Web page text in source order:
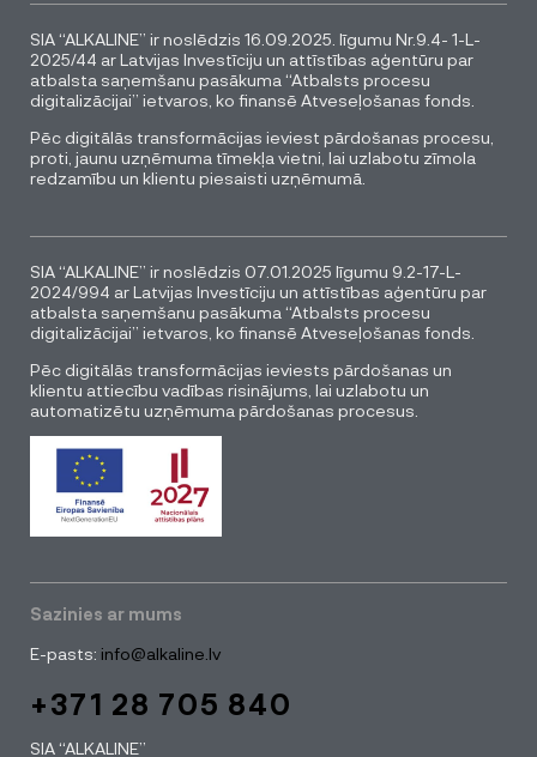
SIA “ALKALINE” ir noslēdzis 16.09.2025. līgumu Nr.9.4- 1-L-
2025/44 ar Latvijas Investīciju un attīstības aģentūru par
atbalsta saņemšanu pasākuma “Atbalsts procesu
digitalizācijai” ietvaros, ko finansē Atveseļošanas fonds.
Pēc digitālās transformācijas ieviest pārdošanas procesu,
proti, jaunu uzņēmuma tīmekļa vietni, lai uzlabotu zīmola
redzamību un klientu piesaisti uzņēmumā.
SIA “ALKALINE” ir noslēdzis 07.01.2025 līgumu 9.2-17-L-
2024/994 ar Latvijas Investīciju un attīstības aģentūru par
atbalsta saņemšanu pasākuma “Atbalsts procesu
digitalizācijai” ietvaros, ko finansē Atveseļošanas fonds.
Pēc digitālās transformācijas ieviests pārdošanas un
klientu attiecību vadības risinājums, lai uzlabotu un
automatizētu uzņēmuma pārdošanas procesus.
Sazinies ar mums
E-pasts: info@alkaline.lv
+371 28 705 840
SIA “ALKALINE”